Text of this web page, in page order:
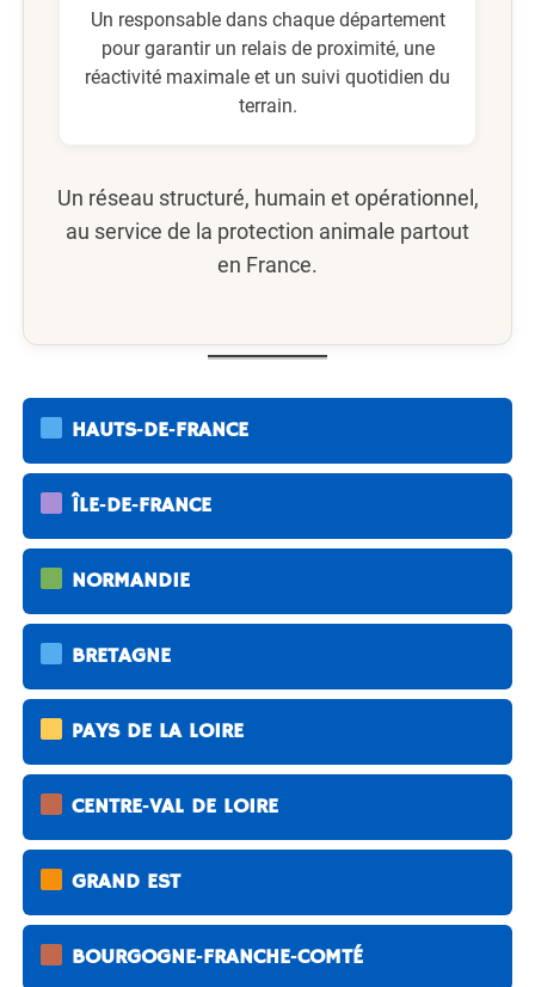
Un responsable dans chaque département
pour garantir un relais de proximité, une
réactivité maximale et un suivi quotidien du
terrain.
Un réseau structuré, humain et opérationnel,
au service de la protection animale partout
en France.
HAUTS‑DE‑FRANCE
ÎLE‑DE‑FRANCE
NORMANDIE
BRETAGNE
PAYS DE LA LOIRE
CENTRE‑VAL DE LOIRE
GRAND EST
BOURGOGNE‑FRANCHE‑COMTÉ